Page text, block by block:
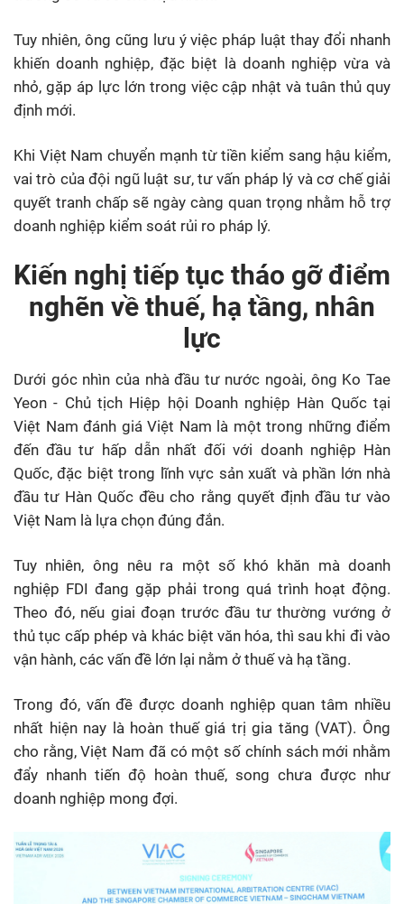
Tuy nhiên, ông cũng lưu ý việc pháp luật thay đổi nhanh
khiến doanh nghiệp, đặc biệt là doanh nghiệp vừa và
nhỏ, gặp áp lực lớn trong việc cập nhật và tuân thủ quy
định mới.
Khi Việt Nam chuyển mạnh từ tiền kiểm sang hậu kiểm,
vai trò của đội ngũ luật sư, tư vấn pháp lý và cơ chế giải
quyết tranh chấp sẽ ngày càng quan trọng nhằm hỗ trợ
doanh nghiệp kiểm soát rủi ro pháp lý.
Kiến nghị tiếp tục tháo gỡ điểm
nghẽn về thuế, hạ tầng, nhân
lực
Dưới góc nhìn của nhà đầu tư nước ngoài, ông Ko Tae
Yeon - Chủ tịch Hiệp hội Doanh nghiệp Hàn Quốc tại
Việt Nam đánh giá Việt Nam là một trong những điểm
đến đầu tư hấp dẫn nhất đối với doanh nghiệp Hàn
Quốc, đặc biệt trong lĩnh vực sản xuất và phần lớn nhà
đầu tư Hàn Quốc đều cho rằng quyết định đầu tư vào
Việt Nam là lựa chọn đúng đắn.
Tuy nhiên, ông nêu ra một số khó khăn mà doanh
nghiệp FDI đang gặp phải trong quá trình hoạt động.
Theo đó, nếu giai đoạn trước đầu tư thường vướng ở
thủ tục cấp phép và khác biệt văn hóa, thì sau khi đi vào
vận hành, các vấn đề lớn lại nằm ở thuế và hạ tầng.
Trong đó, vấn đề được doanh nghiệp quan tâm nhiều
nhất hiện nay là hoàn thuế giá trị gia tăng (VAT). Ông
cho rằng, Việt Nam đã có một số chính sách mới nhằm
đẩy nhanh tiến độ hoàn thuế, song chưa được như
doanh nghiệp mong đợi.